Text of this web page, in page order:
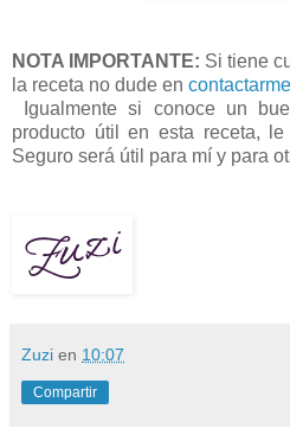
NOTA IMPORTANTE: Si tiene
la receta no dude en contactarme
Igualmente si conoce un
producto útil en esta receta,
Seguro será útil para mí y para
Zuzi en 10:07
Compartir